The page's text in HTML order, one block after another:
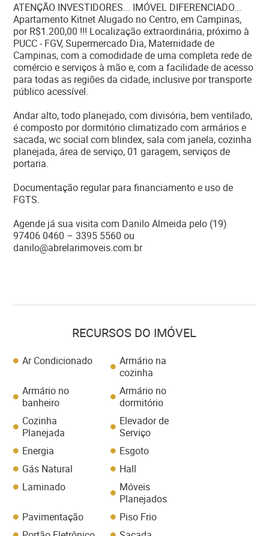
ATENÇÃO INVESTIDORES... IMÓVEL DIFERENCIADO...
Apartamento Kitnet Alugado no Centro, em Campinas,
por R$1.200,00 !!! Localização extraordinária, próximo à
PUCC - FGV, Supermercado Dia, Maternidade de
Campinas, com a comodidade de uma completa rede de
comércio e serviços à mão e, com a facilidade de acesso
para todas as regiões da cidade, inclusive por transporte
público acessível.
Andar alto, todo planejado, com divisória, bem ventilado,
é composto por dormitório climatizado com armários e
sacada, wc social com blindex, sala com janela, cozinha
planejada, área de serviço, 01 garagem, serviços de
portaria.
Documentação regular para financiamento e uso de
FGTS.
Agende já sua visita com Danilo Almeida pelo (19)
97406 0460 – 3395 5560 ou
danilo@abrelarimoveis.com.br
RECURSOS DO IMÓVEL
Ar Condicionado
Armário na
cozinha
Armário no
banheiro
Armário no
dormitório
Cozinha
Planejada
Elevador de
Serviço
Energia
Esgoto
Gás Natural
Hall
Laminado
Móveis
Planejados
Pavimentação
Piso Frio